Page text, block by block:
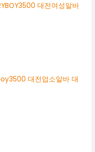
대전여성알바
대전업소알바 대